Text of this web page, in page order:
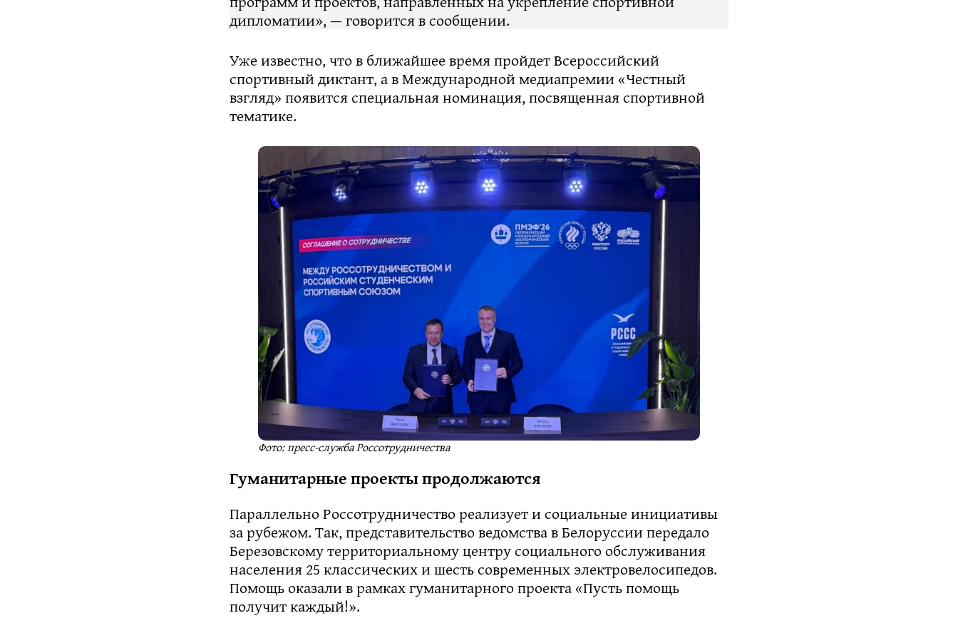
дипломатии», — говорится в сообщении.
Уже известно, что в ближайшее время пройдет Всероссийский
спортивный диктант, а в Международной медиапремии «Честный
взгляд» появится специальная номинация, посвященная спортивной
тематике.
Фото: пресс-служба Россотрудничества
Гуманитарные проекты продолжаются
Параллельно Россотрудничество реализует и социальные инициативы
за рубежом. Так, представительство ведомства в Белоруссии передало
Березовскому территориальному центру социального обслуживания
населения 25 классических и шесть современных электровелосипедов.
Помощь оказали в рамках гуманитарного проекта «Пусть помощь
получит каждый!».